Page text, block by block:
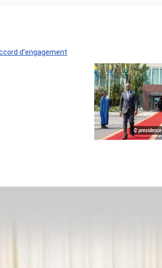
d’engagement
© presidence